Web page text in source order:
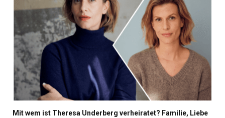
Mit wem ist Theresa Underberg verheiratet? Familie, Liebe